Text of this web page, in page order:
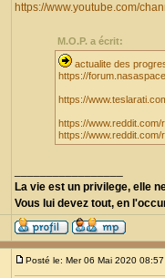
https://www.youtube.com/
M.O.P. a écrit:
actualite des
https://
https://
https://
https://
La vie est un privilege, elle
Vous lui devez tout, en
Posté le: Mer 06 Mai 2020 08:57